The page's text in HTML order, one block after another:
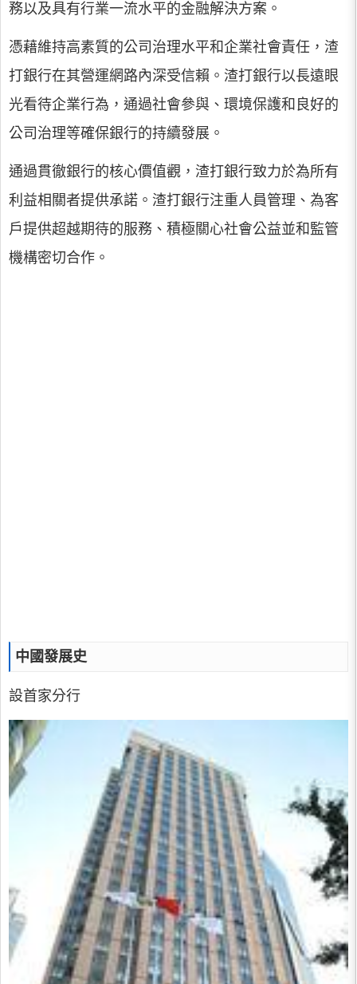
務以及具有行業一流水平的金融解決方案。
憑藉維持高素質的公司治理水平和企業社會責任，渣
打銀行在其營運網路內深受信賴。渣打銀行以長遠眼
光看待企業行為，通過社會參與、環境保護和良好的
公司治理等確保銀行的持續發展。
通過貫徹銀行的核心價值觀，渣打銀行致力於為所有
利益相關者提供承諾。渣打銀行注重人員管理、為客
戶提供超越期待的服務、積極關心社會公益並和監管
機構密切合作。
中國發展史
設首家分行